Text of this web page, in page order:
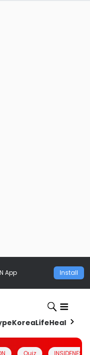
App Install
KoreaLifeHealth
Quiz INSIDENESIA